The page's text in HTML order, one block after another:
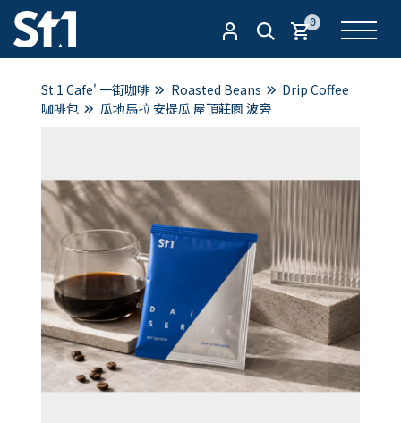
0
St.1 Cafe' 一街咖啡 Roasted Beans
Drip Coffee
咖啡包
瓜地馬拉 安提瓜 屋頂莊園 波旁